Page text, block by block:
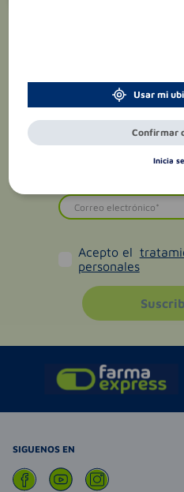
Acepto el
personales
SIGUENOS EN
Usar mi
Confirmar
Inicia